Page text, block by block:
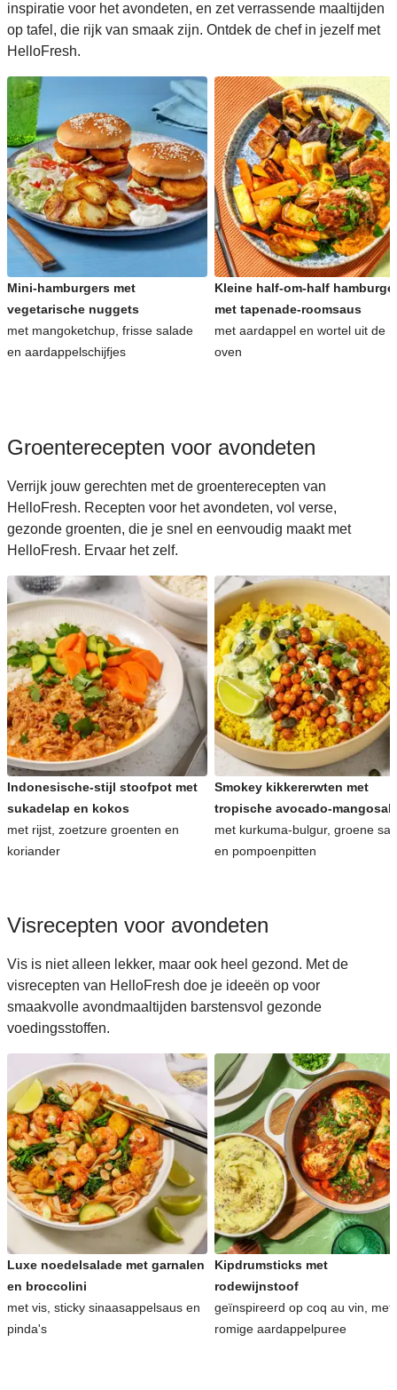
Italiaanse recepten voor avondeten
Japanse recepten voor avondeten
Makkelijke recepten voor avondeten
Snelle recepten voor avondeten
Kinderrecepten voor avondeten
inspiratie voor het avondeten, en zet verrassende maaltijden
op tafel, die rijk van smaak zijn. Ontdek de chef in jezelf met
HelloFresh.
Mini-hamburgers met
vegetarische nuggets
met mangoketchup, frisse salade
en aardappelschijfjes
Kleine half-om-half
met tapenade-roomsaus
met aardappel en wortel uit de
oven
Groenterecepten voor avondeten
Verrijk jouw gerechten met de groenterecepten van
HelloFresh. Recepten voor het avondeten, vol verse,
gezonde groenten, die je snel en eenvoudig maakt met
HelloFresh. Ervaar het zelf.
Indonesische-stijl stoofpot met
sukadelap en kokos
met rijst, zoetzure groenten en
koriander
Smokey kikkererwten met
tropische avocado-
met kurkuma-bulgur, groene
en pompoenpitten
Visrecepten voor avondeten
Vis is niet alleen lekker, maar ook heel gezond. Met de
visrecepten van HelloFresh doe je ideeën op voor
smaakvolle avondmaaltijden barstensvol gezonde
voedingsstoffen.
Luxe noedelsalade met garnalen
en broccolini
met vis, sticky sinaasappelsaus en
pinda's
Kipdrumsticks met
rodewijnstoof
geïnspireerd op coq au vin, met
romige aardappelpuree